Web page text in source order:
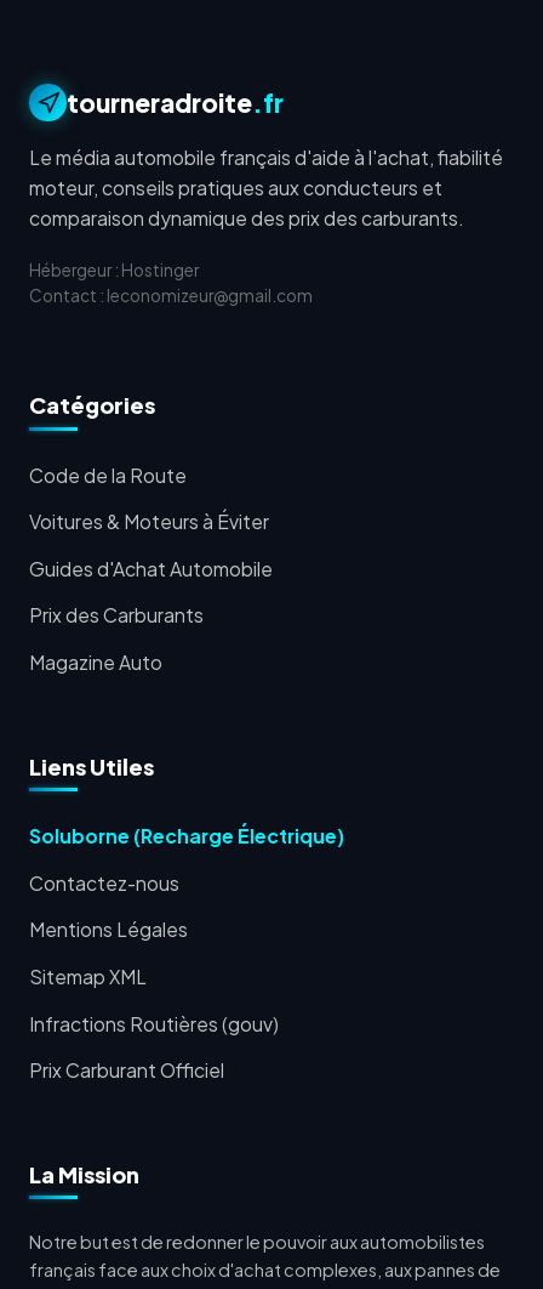
tourneradroite.fr
Le média automobile français d'aide à l'achat, fiabilité
moteur, conseils pratiques aux conducteurs et
comparaison dynamique des prix des carburants.
Hébergeur : Hostinger
Contact : leconomizeur@gmail.com
Catégories
Code de la Route
Voitures & Moteurs à Éviter
Guides d'Achat Automobile
Prix des Carburants
Magazine Auto
Liens Utiles
Soluborne (Recharge Électrique)
Contactez-nous
Mentions Légales
Sitemap XML
Infractions Routières (gouv)
Prix Carburant Officiel
La Mission
Notre but est de redonner le pouvoir aux automobilistes
français face aux choix d'achat complexes, aux pannes de